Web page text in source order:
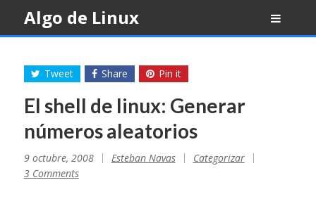
content
Algo de Linux
Tweet Share Pin it
El shell de linux: Generar
números aleatorios
9 octubre, 2008 Esteban Navas
Categorizar
3 Comments